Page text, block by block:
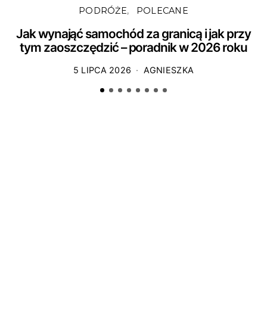
PODRÓŻE POLECANE
Jak wynająć samochód za granicą i jak przy
tym zaoszczędzić – poradnik w 2026 roku
5 LIPCA 2026 AGNIESZKA